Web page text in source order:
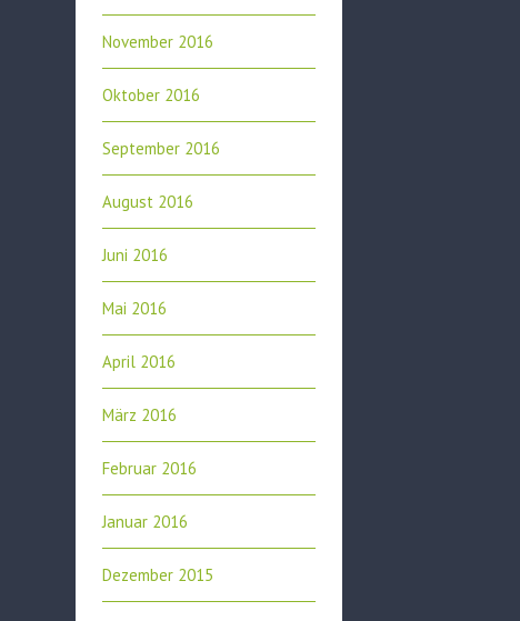
November 2016
Oktober 2016
September 2016
August 2016
Juni 2016
Mai 2016
April 2016
März 2016
Februar 2016
Januar 2016
Dezember 2015